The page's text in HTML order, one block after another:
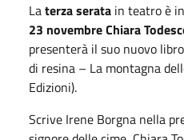
Laterza serata in teatro è
23 novembre Chiara
presenterà il suo nuovo
di resina – La montagna
Edizioni).
Scrive Irene Borgna nella